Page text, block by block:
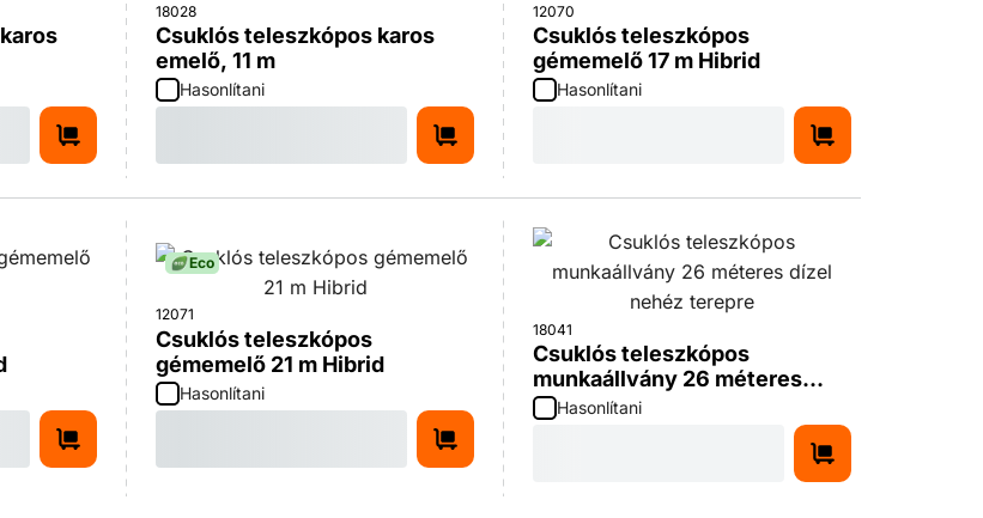
18028
Csuklós teleszkópos karos
emelő, 11 m
Hasonlítani
12070
Csuklós teleszkópos
gémemelő 17 m Hibrid
Hasonlítani
Eco
12071
Csuklós teleszkópos
gémemelő 21 m Hibrid
Hasonlítani
18041
Csuklós teleszkópos
munkaállvány 26 méteres
dízel nehéz terepre
Hasonlítani